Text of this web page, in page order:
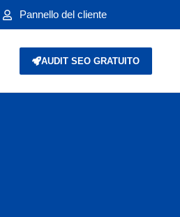
Pannello del cliente
AUDIT SEO GRATUITO